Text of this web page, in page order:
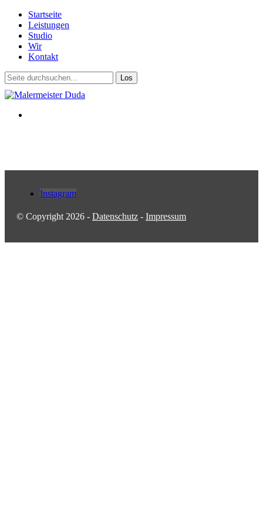
Startseite
Leistungen
Studio
Wir
Kontakt
Instagram
© Copyright 2026 - Datenschutz - Impressum